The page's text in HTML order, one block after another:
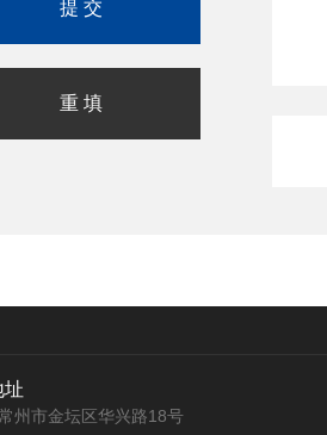
址
州市金坛区华兴路18号